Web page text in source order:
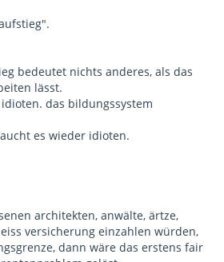
bedeutet nichts anderes, als das
lässt.
das bildungssystem
es wieder idioten.
architekten, anwälte, ärtze,
versicherung einzahlen würden,
dann wäre das erstens fair